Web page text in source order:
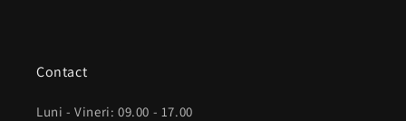
Contact
Luni - Vineri: 09.00 - 17.00